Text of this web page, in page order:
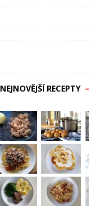
NEJNOVĚJŠÍ RECEPTY